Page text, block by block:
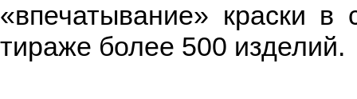
«впечатывание» краски
тираже более 500 изделий.